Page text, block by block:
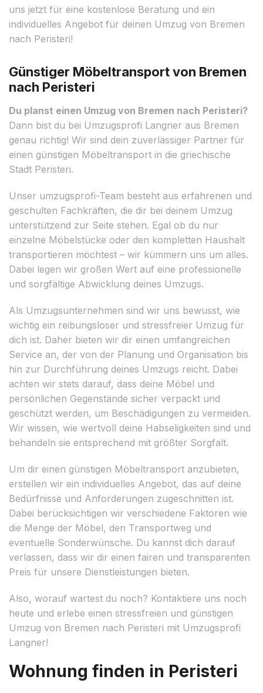
uns jetzt für eine kostenlose Beratung und ein
individuelles Angebot für deinen Umzug von Bremen
nach Peristeri!
Günstiger Möbeltransport von Bremen
nach Peristeri
Du planst einen Umzug von Bremen nach Peristeri?
Dann bist du bei Umzugsprofi Langner aus Bremen
genau richtig! Wir sind dein zuverlässiger Partner für
einen günstigen Möbeltransport in die griechische
Stadt Peristeri.
Unser umzugsprofi-Team besteht aus erfahrenen und
geschulten Fachkräften, die dir bei deinem Umzug
unterstützend zur Seite stehen. Egal ob du nur
einzelne Möbelstücke oder den kompletten Haushalt
transportieren möchtest – wir kümmern uns um alles.
Dabei legen wir großen Wert auf eine professionelle
und sorgfältige Abwicklung deines Umzugs.
Als Umzugsunternehmen sind wir uns bewusst, wie
wichtig ein reibungsloser und stressfreier Umzug für
dich ist. Daher bieten wir dir einen umfangreichen
Service an, der von der Planung und Organisation bis
hin zur Durchführung deines Umzugs reicht. Dabei
achten wir stets darauf, dass deine Möbel und
persönlichen Gegenstände sicher verpackt und
geschützt werden, um Beschädigungen zu vermeiden.
Wir wissen, wie wertvoll deine Habseligkeiten sind und
behandeln sie entsprechend mit größter Sorgfalt.
Um dir einen günstigen Möbeltransport anzubieten,
erstellen wir ein individuelles Angebot, das auf deine
Bedürfnisse und Anforderungen zugeschnitten ist.
Dabei berücksichtigen wir verschiedene Faktoren wie
die Menge der Möbel, den Transportweg und
eventuelle Sonderwünsche. Du kannst dich darauf
verlassen, dass wir dir einen fairen und transparenten
Preis für unsere Dienstleistungen bieten.
Also, worauf wartest du noch? Kontaktiere uns noch
heute und erlebe einen stressfreien und günstigen
Umzug von Bremen nach Peristeri mit Umzugsprofi
Langner!
Wohnung finden in Peristeri